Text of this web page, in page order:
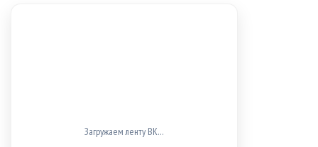
Загружаем ленту ВК…